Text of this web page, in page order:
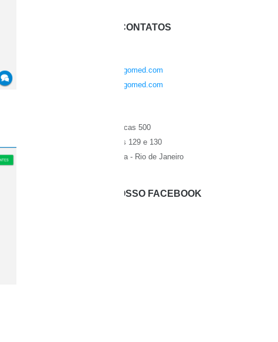
OUTROS CONTATOS
contato@codigomed.com
suporte@codigomed.com
Av. das Américas 500
Bloco 9, Salas 129 e 130
Barra da Tijuca - Rio de Janeiro
CURTA NOSSO FACEBOOK